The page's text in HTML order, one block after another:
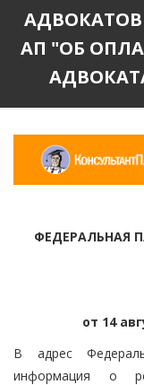
АДВОКАТОВ
АП "ОБ
ФЕДЕРАЛЬНАЯ
от 14
В адрес
информация о